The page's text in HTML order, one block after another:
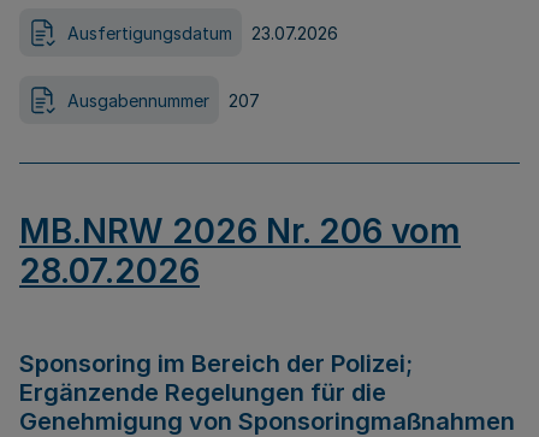
Ausfertigungsdatum 23.07.2026
Ausgabennummer 207
MB.NRW 2026 Nr. 206 vom
28.07.2026
Sponsoring im Bereich der Polizei;
Ergänzende Regelungen für die
Genehmigung von Sponsoringmaßnahmen